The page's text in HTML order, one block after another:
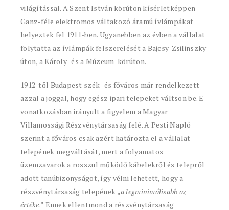
világítással. A Szent István körúton kísérletképpen
Ganz-féle elektromos váltakozó áramú ívlámpákat
helyeztek fel 1911-ben. Ugyanebben az évben a vállalat
folytatta az ívlámpák felszerelését a Bajcsy-Zsilinszky
úton, a Károly- és a Múzeum-körúton.
1912-től Budapest szék- és főváros már rendelkezett
azzal a joggal, hogy egész ipari telepeket váltson be. E
vonatkozásban irányult a figyelem a Magyar
Villamossági Részvénytársaság felé. A Pesti Napló
szerint a főváros csak azért határozta el a vállalat
telepének megváltását, mert a folyamatos
üzemzavarok a rosszul működő kábelekről és telepről
adott tanúbizonyságot, így vélni lehetett, hogy a
részvénytársaság telepének „a legminimálisabb az
értéke.” Ennek ellentmond a részvénytársaság